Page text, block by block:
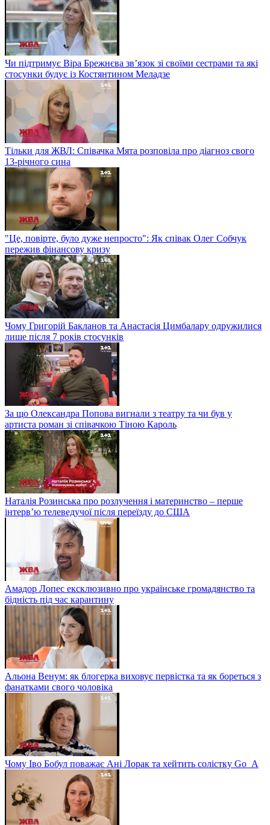
Чи підтримує Віра Брежнєва зв’язок зі своїми сестрами та які
стосунки будує із Костянтином Меладзе
Тільки для ЖВЛ: Співачка Мята розповіла про діагноз свого
13-річного сина
"Це, повірте, було дуже непросто": Як співак Олег Собчук
пережив фінансову кризу
Чому Григорій Бакланов та Анастасія Цимбалару одружилися
лише після 7 років стосунків
За що Олександра Попова вигнали з театру та чи був у
артиста роман зі співачкою Тіною Кароль
Наталія Розинська про розлучення і материнство – перше
інтерв’ю телеведучої після переїзду до США
Амадор Лопес ексклюзивно про українське громадянство та
бідність під час карантину
Альона Венум: як блогерка виховує первістка та як бореться з
фанатками свого чоловіка
Чому Іво Бобул поважає Ані Лорак та хейтить солістку Go_A